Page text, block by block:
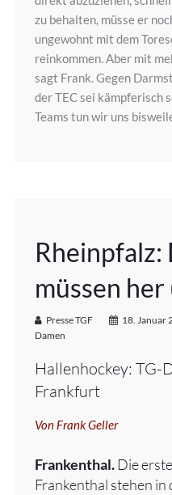
zu behalten, müsse er
ungewohnt mit dem
reinkommen. Aber mit
sagt Frank. Gegen
der TEC sei kämpferisch
Teams tun wir uns
müssen
Presse TGF 18. Januar
Damen
Hallenhockey: TG-
Frankfurt
Von Frank Geller
Frankenthal.Die
Frankenthal stehen